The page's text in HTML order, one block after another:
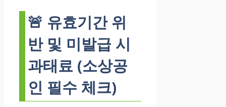
🚨 유효기간 위
반 및 미발급 시
과태료 (소상공
인 필수 체크)